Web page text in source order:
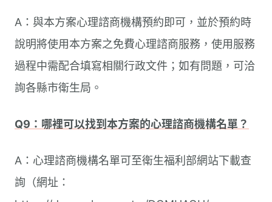
A：與本方案心理諮商機構預約即可，並於預約時
說明將使用本方案之免費心理諮商服務，使用服務
過程中需配合填寫相關行政文件；如有問題，可洽
詢各縣市衛生局。
Q9：哪裡可以找到本方案的心理諮商機構名單？
A：心理諮商機構名單可至衛生福利部網站下載查
詢（網址：